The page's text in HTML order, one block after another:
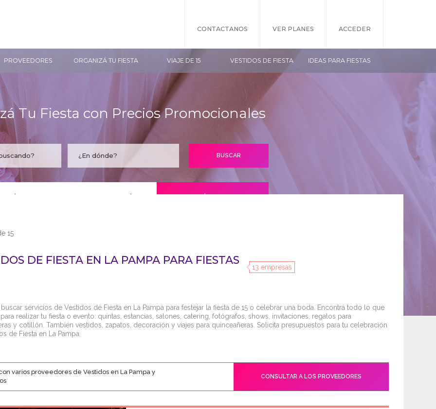
CONTACTANOS VER PLANES ACCEDER
PROVEEDORES ORGANIZÁ TU FIESTA VIAJE DE 15 VESTIDOS DE FIESTA IDEAS PARA FIESTAS
Tu Fiesta con Precios Promocionales
encontrar tu empresa acá?
15
DE FIESTA EN LA PAMPA PARA FIESTAS
13 empresas
buscar servicios de Vestidos de Fiesta en La Pampa para festejar la fiesta de 15 o celebrar una boda. Encontrá todo lo que
realizar tu fiesta o evento: quintas, estancias, salones, catering, fotógrafos, shows, invitaciones, regalos para
y cotillón. También vestidos, zapatos, decoración y viajes para quinceañeras. Solicita presupuestos para tu celebración
de Fiesta en La Pampa.
varios proveedores de Vestidos en La Pampa y
CONSULTAR A LOS PROVEEDORES